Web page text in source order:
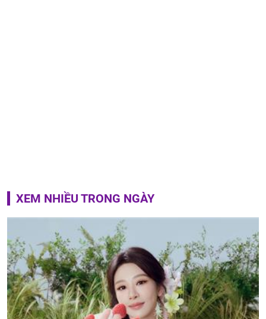
XEM NHIỀU TRONG NGÀY